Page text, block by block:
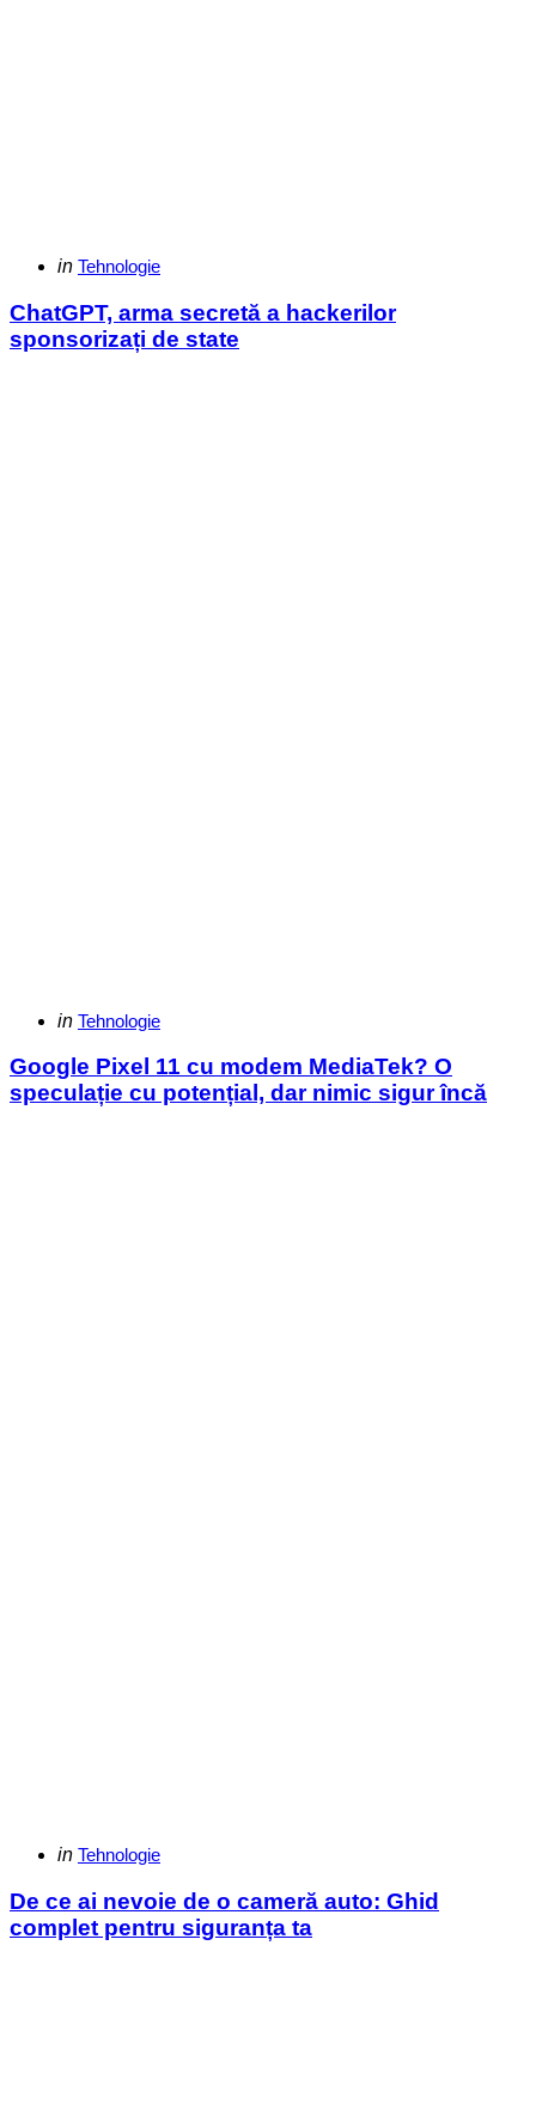
Categories
Posted
in Tehnologie
ChatGPT, arma secretă a hackerilor
sponsorizați de state
Categories
Posted
in Tehnologie
Google Pixel 11 cu modem MediaTek? O
speculație cu potențial, dar nimic sigur încă
Categories
Posted
in Tehnologie
De ce ai nevoie de o cameră auto: Ghid
complet pentru siguranța ta